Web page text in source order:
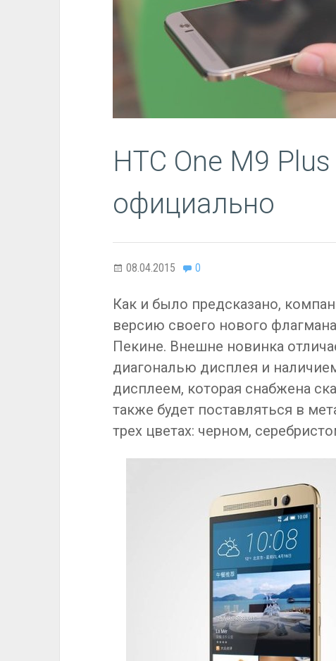
HTC One M9
официально
08.04.2015 0
Как и было предсказано,
версию своего нового
Пекине. Внешне новинка
диагональю дисплея и
дисплеем, которая снабжена
также будет поставляться в
трех цветах: черном,